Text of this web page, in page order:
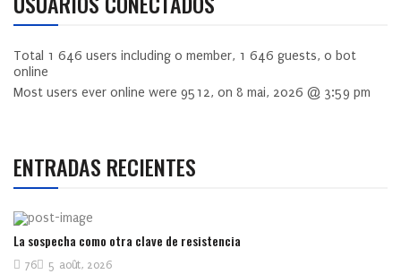
Total 1 646 users including 0 member, 1 646 guests, 0 bot
online
Most users ever online were 9512, on 8 mai, 2026 @ 3:59 pm
ENTRADAS RECIENTES
La sospecha como otra clave de resistencia
5 août, 2026
76